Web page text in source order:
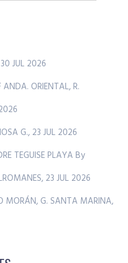
JUL 2026
ANDA. ORIENTAL, R.
G., 23 JUL 2026
TEGUISE PLAYA By
23 JUL 2026
MORÁN, G. SANTA MARINA,